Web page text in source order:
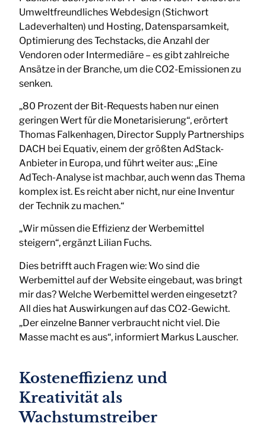
Umweltfreundliches Webdesign (Stichwort
Ladeverhalten) und Hosting, Datensparsamkeit,
Optimierung des Techstacks, die Anzahl der
Vendoren oder Intermediäre – es gibt zahlreiche
Ansätze in der Branche, um die CO2-Emissionen zu
senken.
„80 Prozent der Bit-Requests haben nur einen
geringen Wert für die Monetarisierung“, erörtert
Thomas Falkenhagen, Director Supply Partnerships
DACH bei Equativ, einem der größten AdStack-
Anbieter in Europa, und führt weiter aus: „Eine
AdTech-Analyse ist machbar, auch wenn das Thema
komplex ist. Es reicht aber nicht, nur eine Inventur
der Technik zu machen.“
„Wir müssen die Effizienz der Werbemittel
steigern“, ergänzt Lilian Fuchs.
Dies betrifft auch Fragen wie: Wo sind die
Werbemittel auf der Website eingebaut, was bringt
mir das? Welche Werbemittel werden eingesetzt?
All dies hat Auswirkungen auf das CO2-Gewicht.
„Der einzelne Banner verbraucht nicht viel. Die
Masse macht es aus“, informiert Markus Lauscher.
Kosteneffizienz und
Kreativität als
Wachstumstreiber